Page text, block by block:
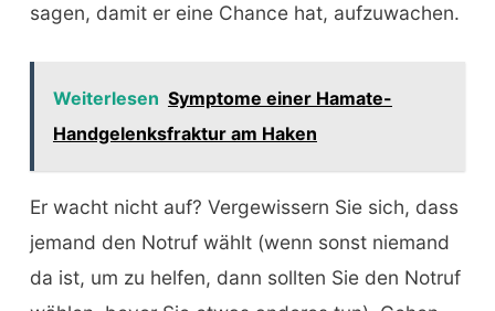
sagen, damit er eine Chance hat, aufzuwachen.
Weiterlesen Symptome einer Hamate-
Handgelenksfraktur am Haken
Er wacht nicht auf? Vergewissern Sie sich, dass
jemand den Notruf wählt (wenn sonst niemand
da ist, um zu helfen, dann sollten Sie den Notruf